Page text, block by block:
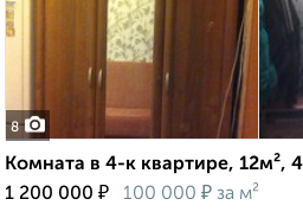
8
Комната в 4-к квартире, 12м²,
1 200 000 ₽ 100 000 ₽ за м²